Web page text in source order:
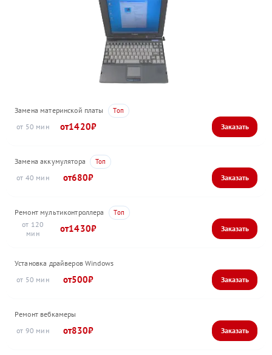
Замена материнской платы
50
1420
Замена аккумулятора
40
680
Ремонт мультиконтроллера
120
1430
Установка драйверов Windows
50
500
Ремонт вебкамеры
90
830